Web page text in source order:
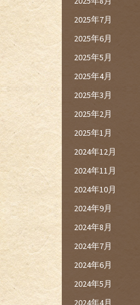
2025年7月
2025年6月
2025年5月
2025年4月
2025年3月
2025年2月
2025年1月
2024年12月
2024年11月
2024年10月
2024年9月
2024年8月
2024年7月
2024年6月
2024年5月
2024年4月